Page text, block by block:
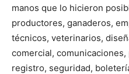
manos que lo hicieron
productores, ganaderos,
técnicos, veterinarios,
comercial,
registro, seguridad,